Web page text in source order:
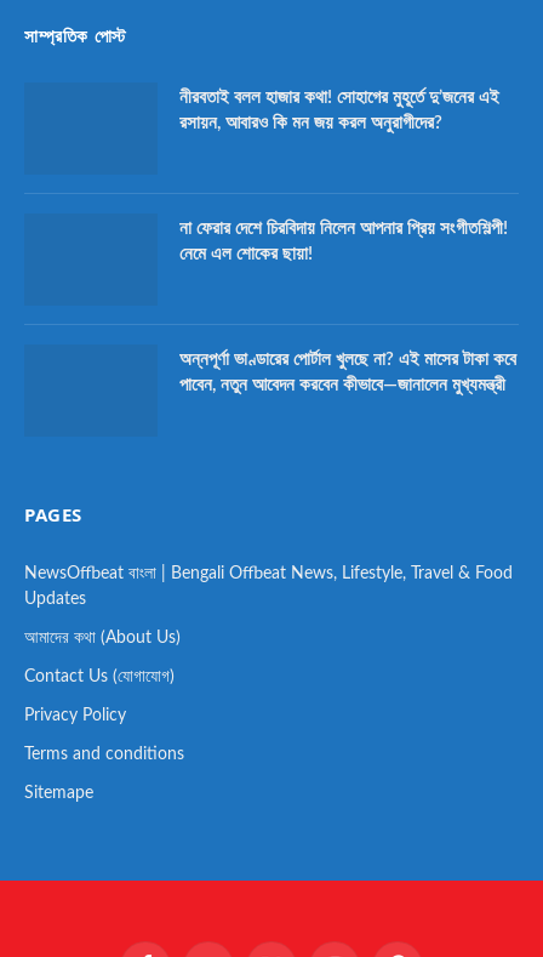
সাম্প্রতিক পোস্ট
নীরবতাই বলল হাজার কথা! সোহাগের মুহূর্তে দু’জনের এই
রসায়ন, আবারও কি মন জয় করল অনুরাগীদের?
না ফেরার দেশে চিরবিদায় নিলেন আপনার প্রিয় সংগীতশিল্পী!
নেমে এল শোকের ছায়া!
অন্নপূর্ণা ভাণ্ডারের পোর্টাল খুলছে না? এই মাসের টাকা কবে
পাবেন, নতুন আবেদন করবেন কীভাবে—জানালেন মুখ্যমন্ত্রী
PAGES
NewsOffbeat বাংলা | Bengali Offbeat News, Lifestyle, Travel & Food
Updates
আমাদের কথা (About Us)
Contact Us (যোগাযোগ)
Privacy Policy
Terms and conditions
Sitemape